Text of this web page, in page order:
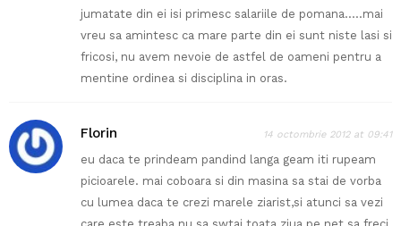
jumatate din ei isi primesc salariile de pomana…..mai
vreu sa amintesc ca mare parte din ei sunt niste lasi si
fricosi, nu avem nevoie de astfel de oameni pentru a
mentine ordinea si disciplina in oras.
Florin 14 octombrie 2012 at 09:41
eu daca te prindeam pandind langa geam iti rupeam
picioarele. mai coboara si din masina sa stai de vorba
cu lumea daca te crezi marele ziarist,si atunci sa vezi